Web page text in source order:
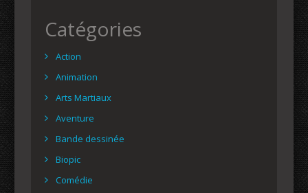
Catégories
Action
Animation
Arts Martiaux
Aventure
Bande dessinée
Biopic
Comédie